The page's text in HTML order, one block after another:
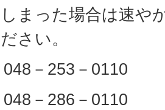
まった場合は速や
さい。
－253－0110
－286－0110